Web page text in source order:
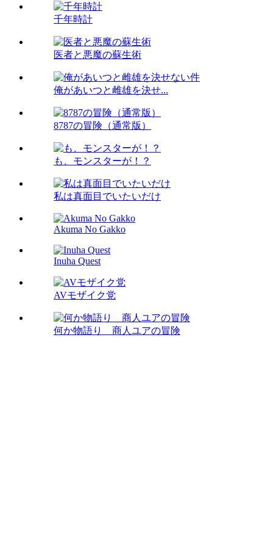
千年時計
医者と悪魔の蘇生術
俺があいつと雌雄を決せ...
8787の冒険（通常版）
も、モンスターが！？
私は真面目でいたいだけ
Akuma No Gakko
Inuha Quest
AVモザイク党
何か物語り 商人ユアの冒険